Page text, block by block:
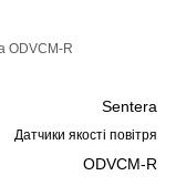
ODVCM-R
Sentera
Датчики якості повітря
ODVCM-R